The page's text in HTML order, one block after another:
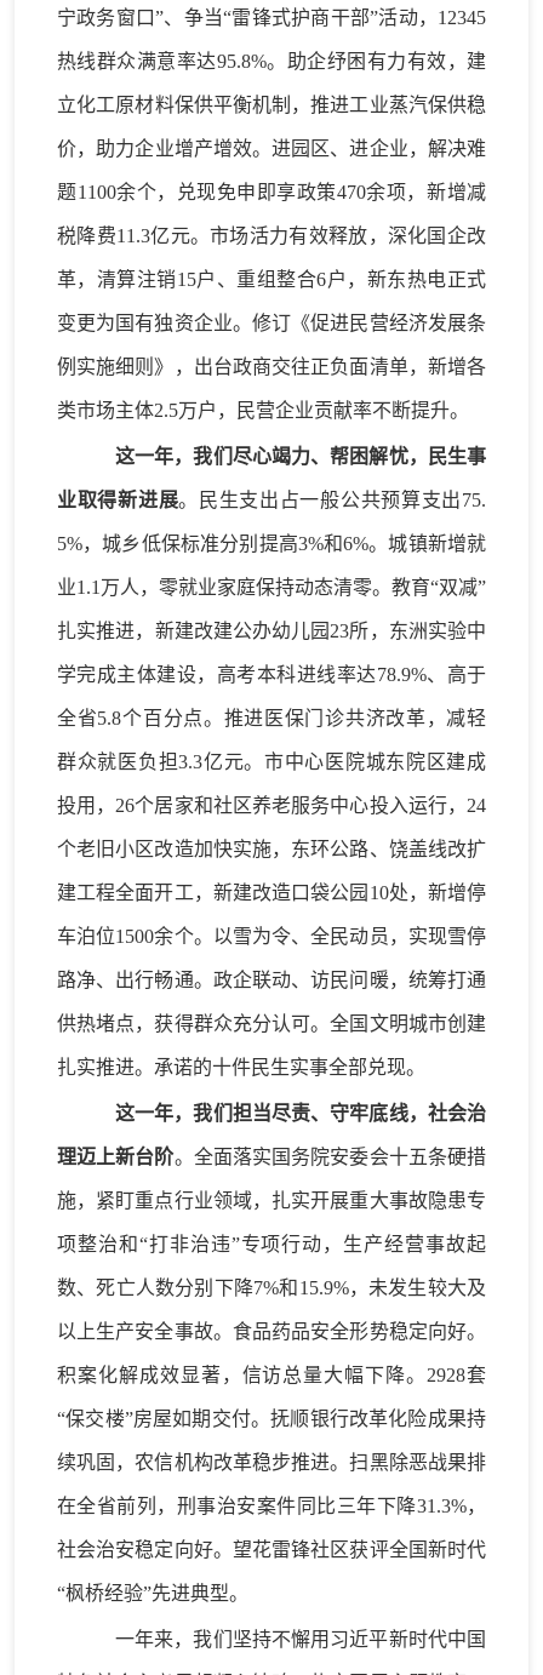
宁政务窗口”、 争当“雷锋式护商干部”活动， 12345
热线群众满意率达95.8%。 助企纾困有力有效， 建
立化工原材料保供平衡机制，推进工业蒸汽保供稳
价， 助力企业增产增效。进园区、进企业， 解决难
题1100余个， 兑现免申即享政策470余项，新增减
税降费11.3亿元。市场活力有效释放，深化国企改
革，清算注销15户、重组整合6户，新东热电正式
变更为国有独资企业。修订《促进民营经济发展条
例实施细则》 ， 出台政商交往正负面清单，新增各
类市场主体2.5万户 ， 民营企业贡献率不断提升。
这一年，我们 尽心竭力、帮困解忧，民生事
业取得新进展。民生支出占一般公共预算支出75.
5%，城乡低保标准分别提高3%和6%。城镇新增就
业1 .1 万人，零就业家庭保持动态清零。教育“双减”
扎实推进，新建改建公办幼儿园 23所， 东洲实验中
学完成主体建设，高考本科进线率达78.9%、 高于
全省5.8个百分点。 推进医保门诊共济改革， 减轻
群众就医负担3.3亿元。市中心医院城东院区建成
投用， 26个居家和社区养老服务中心投入运行， 24
个老旧小区改造加快实施， 东环公路、饶盖线改扩
建工程全面开工， 新建改造口袋公园 10处，新增停
车泊位1500余个。以雪为令、全民动员，实现雪停
路净、出行畅通。政企联动、访民问暖，统筹打通
供热堵点，获得群众充分认可。全国文明城市创建
扎实推进。 承诺的十件民生实事全部兑现。
这一年，我们 担当尽责、守牢底线， 社会治
理迈上新台阶。全面落实国务院安委会十五条硬措
施，紧盯重点行业领域，扎实开展重大事故隐患专
项整治和“打非治违”专项行动，生产经营事故起
数、死亡人数分别下降7%和 15.9%，未发生较大及
以上生产安全事故。食品药品安全形势稳定向好。
积案化解成效显著 ， 信访总量大幅下降。 2928套
“保交楼”房屋如期 交付。抚顺银行改革化险成果持
续巩固 ，农信机构改革稳步推进。扫黑除恶战果排
在全省前列， 刑事治安案件 同比三年下降31.3%，
社会治安稳定向好。 望花雷锋社区获评全国新时代
“枫桥经验”先进典型。
一年来，我们 坚持不懈用 习近平新时代中国